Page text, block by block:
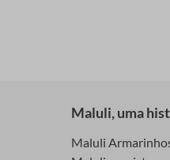
Maluli, uma
Maluli